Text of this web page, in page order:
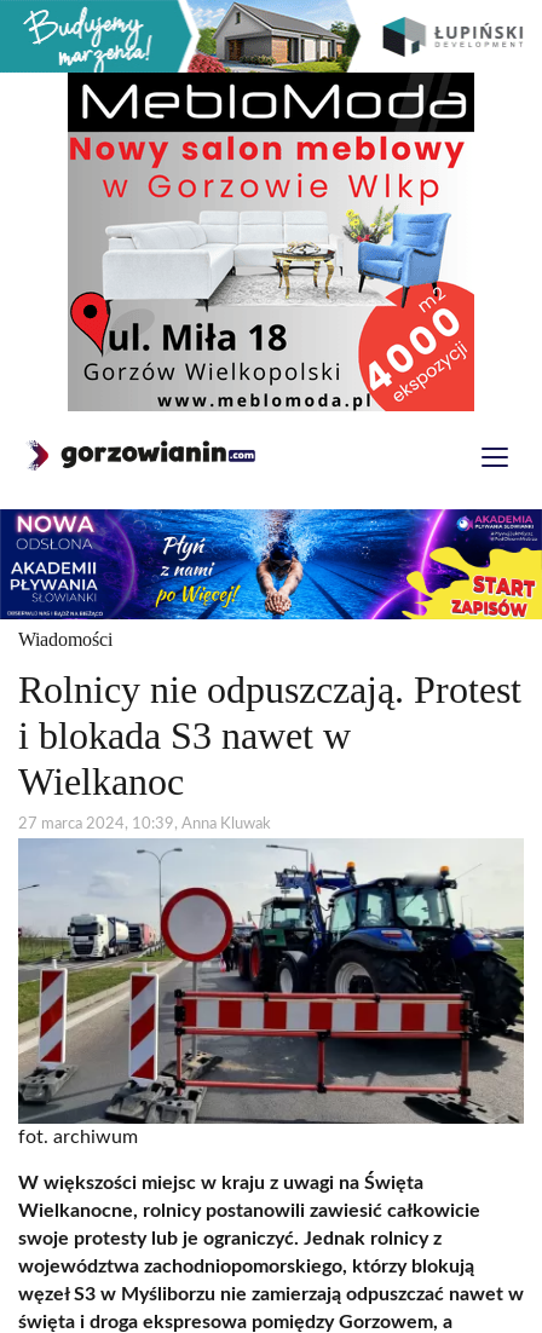
Wiadomości
Rolnicy nie odpuszczają. Protest
i blokada S3 nawet w
Wielkanoc
27 marca 2024, 10:39, Anna Kluwak
fot. archiwum
W większości miejsc w kraju z uwagi na Święta
Wielkanocne, rolnicy postanowili zawiesić całkowicie
swoje protesty lub je ograniczyć. Jednak rolnicy z
województwa zachodniopomorskiego, którzy blokują
węzeł S3 w Myśliborzu nie zamierzają odpuszczać nawet w
święta i droga ekspresowa pomiędzy Gorzowem, a